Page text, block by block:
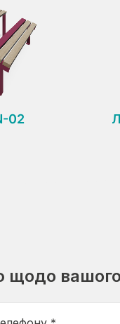
02
щодо